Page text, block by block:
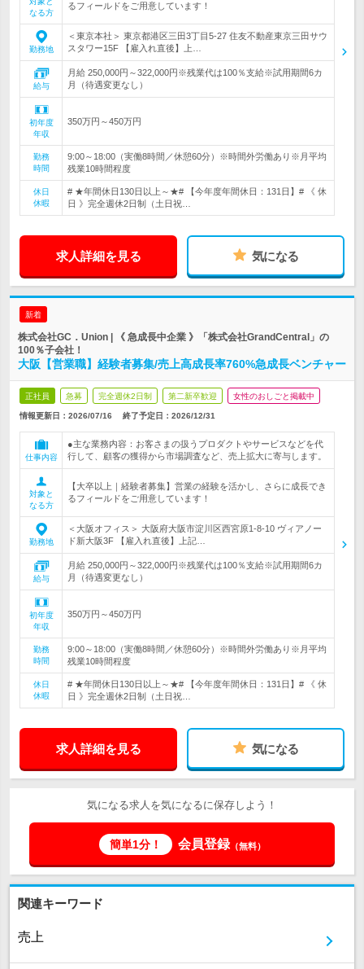
なる方
るフィールドをご用意しています！
勤務地
＜東京本社＞ 東京都港区三田3丁目5-27 住友不動産東京三田サウ
スタワー15F 【雇入れ直後】上…
給与
月給 250,000円～322,000円※残業代は100％支給※試用期間6カ
月（待遇変更なし）
初年度
年収
350万円～450万円
勤務
時間
9:00～18:00（実働8時間／休憩60分）※時間外労働あり※月平均
残業10時間程度
休日
休暇
# ★年間休日130日以上～★# 【今年度年間休日：131日】# 《 休
日 》完全週休2日制（土日祝…
求人詳細を見る 気になる
新着
株式会社GC．Union | 《 急成長中企業 》「株式会社GrandCentral」の
100％子会社！
大阪【営業職】経験者募集/売上高成長率760%急成長ベンチャー
正社員 急募 完全週休2日制 第二新卒歓迎 女性のおしごと掲載中
情報更新日：2026/07/16 終了予定日： 2026/12/31
仕事内容
●主な業務内容：お客さまの扱うプロダクトやサービスなどを代
行して、顧客の獲得から市場調査など、売上拡大に寄与します。
対象と
なる方
【大卒以上｜経験者募集】営業の経験を活かし、さらに成長でき
るフィールドをご用意しています！
勤務地
＜大阪オフィス＞ 大阪府大阪市淀川区西宮原1-8-10 ヴィアノー
ド新大阪3F 【雇入れ直後】上記…
給与
月給 250,000円～322,000円※残業代は100％支給※試用期間6カ
月（待遇変更なし）
初年度
年収
350万円～450万円
勤務
時間
9:00～18:00（実働8時間／休憩60分）※時間外労働あり※月平均
残業10時間程度
休日
休暇
# ★年間休日130日以上～★# 【今年度年間休日：131日】# 《 休
日 》完全週休2日制（土日祝…
求人詳細を見る 気になる
気になる求人を気になるに保存しよう！
簡単1分！ 会員登録（無料）
関連キーワード
売上